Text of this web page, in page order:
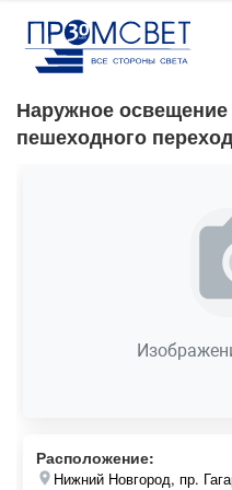
Наружное освещение
пешеходного
Расположение:
Нижний Новгород, пр.